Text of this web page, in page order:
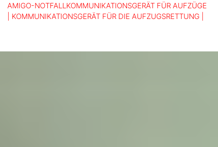
AMIGO-NOTFALLKOMMUNIKATIONSGERÄT FÜR AUFZÜGE
| KOMMUNIKATIONSGERÄT FÜR DIE AUFZUGSRETTUNG |